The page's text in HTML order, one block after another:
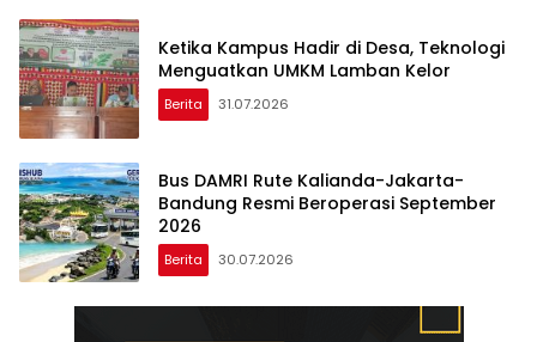
Ketika Kampus Hadir di Desa, Teknologi
Menguatkan UMKM Lamban Kelor
Berita 31.07.2026
‎Bus DAMRI Rute Kalianda-Jakarta-
Bandung Resmi Beroperasi September
Berita 30.07.2026